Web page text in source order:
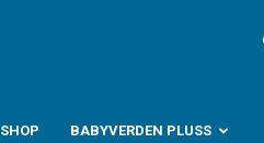
SHOP BABYVERDEN PLUSS